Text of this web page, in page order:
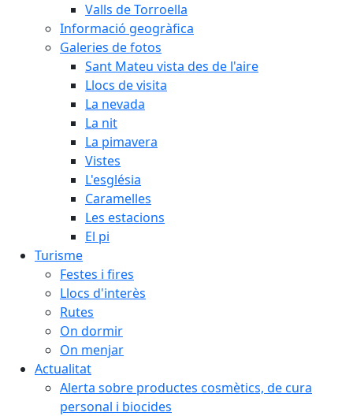
Valls de Torroella
Informació geogràfica
Galeries de fotos
Sant Mateu vista des de l'aire
Llocs de visita
La nevada
La nit
La pimavera
Vistes
L'església
Caramelles
Les estacions
El pi
Turisme
Festes i fires
Llocs d'interès
Rutes
On dormir
On menjar
Actualitat
Alerta sobre productes cosmètics, de cura
personal i biocides